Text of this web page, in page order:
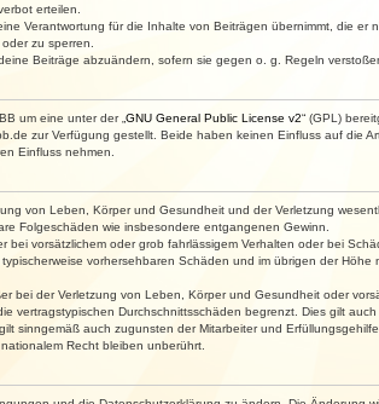
erteilen.
Verantwortung für die Inhalte von Beiträgen übernimmt, die
zu sperren.
Beiträge abzuändern, sofern sie gegen o. g. Regeln
um eine unter der „ GNU General Public License v2“ (GPL)
zur Verfügung gestellt. Beide haben keinen Einfluss auf die
Einfluss nehmen.
von Leben, Körper und Gesundheit und der Verletzung
Folgeschäden wie insbesondere entgangenen Gewinn.
bei vorsätzlichem oder grob fahrlässigem Verhalten oder bei
vorhersehbaren Schäden und im übrigen der
bei der Verletzung von Leben, Körper und Gesundheit oder
vertragstypischen Durchschnittsschäden begrenzt. Dies gilt
sinngemäß auch zugunsten der Mitarbeiter und
Recht bleiben unberührt.